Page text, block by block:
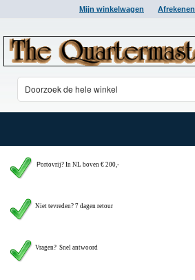
Mijn winkelwagen Afrekenen
Portovrij? In NL boven € 200,-
Niet tevreden? 7 dagen retour
Vragen? Snel antwoord